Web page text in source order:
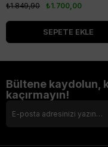
₺1.700,00
₺1.849,90
SEPETE EKLE
Bültene kaydolun,
kaçırmayın!